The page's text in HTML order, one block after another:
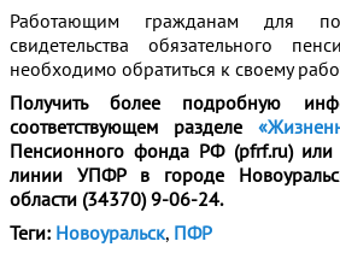
Работающим гражданам для
свидетельства обязательного
необходимо обратиться к своему
Получить более подробную
соответствующем разделе
Пенсионного фонда РФ (pfrf.ru) или
линии УПФР в городе
области (34370) 9-06-24.
Теги: Новоуральск, ПФР